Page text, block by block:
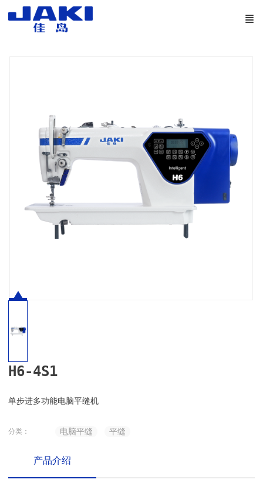
H6-4S1
单步进多功能电脑平缝机
分类： 电脑平缝 平缝
产品介绍